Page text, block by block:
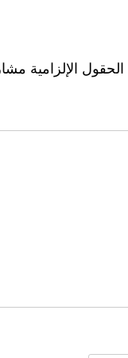
الحقول الإلزامية